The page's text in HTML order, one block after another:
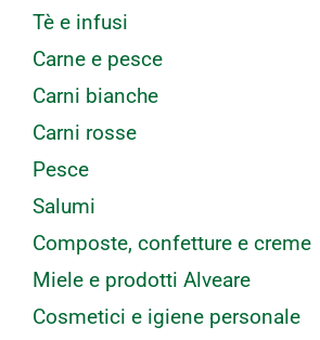
Tè e infusi
Carne e pesce
Carni bianche
Carni rosse
Pesce
Salumi
Composte, confetture e creme
Miele e prodotti Alveare
Cosmetici e igiene personale